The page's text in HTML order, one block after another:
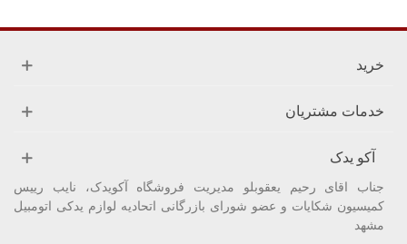
خرید
خدمات مشتریان
آکو یدک
جناب اقای رحیم یعقوبلو مدیریت فروشگاه آکویدک، نایب رییس
کمیسیون شکایات و عضو شورای بازرگانی اتحادیه لوازم یدکی اتومبیل
مشهد